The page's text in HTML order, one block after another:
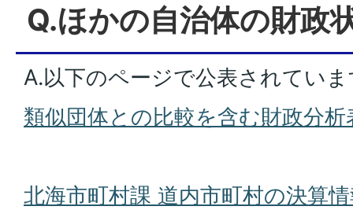
Q.ほかの自治体の財政
A.以下のページで公表されてい
類似団体との比較を含む財政分
北海市町村課 道内市町村の決算